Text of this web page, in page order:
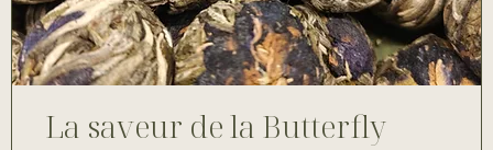
La saveur de la Butterfly